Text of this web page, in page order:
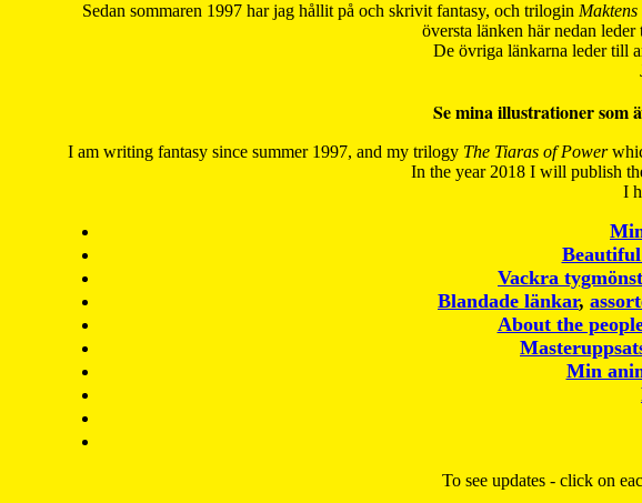
Sedan sommaren 1997 har jag hållit på och skrivit fantasy, och trilogin
översta länken här nedan
De övriga länkarna leder till
Se mina illustrationer som
I am writing fantasy since summer 1997, and my trilogy The Tiaras of Power
In the year 2018 I will publish
I
Vackra
Blandade länkar,
About the
Min
To see updates - click on